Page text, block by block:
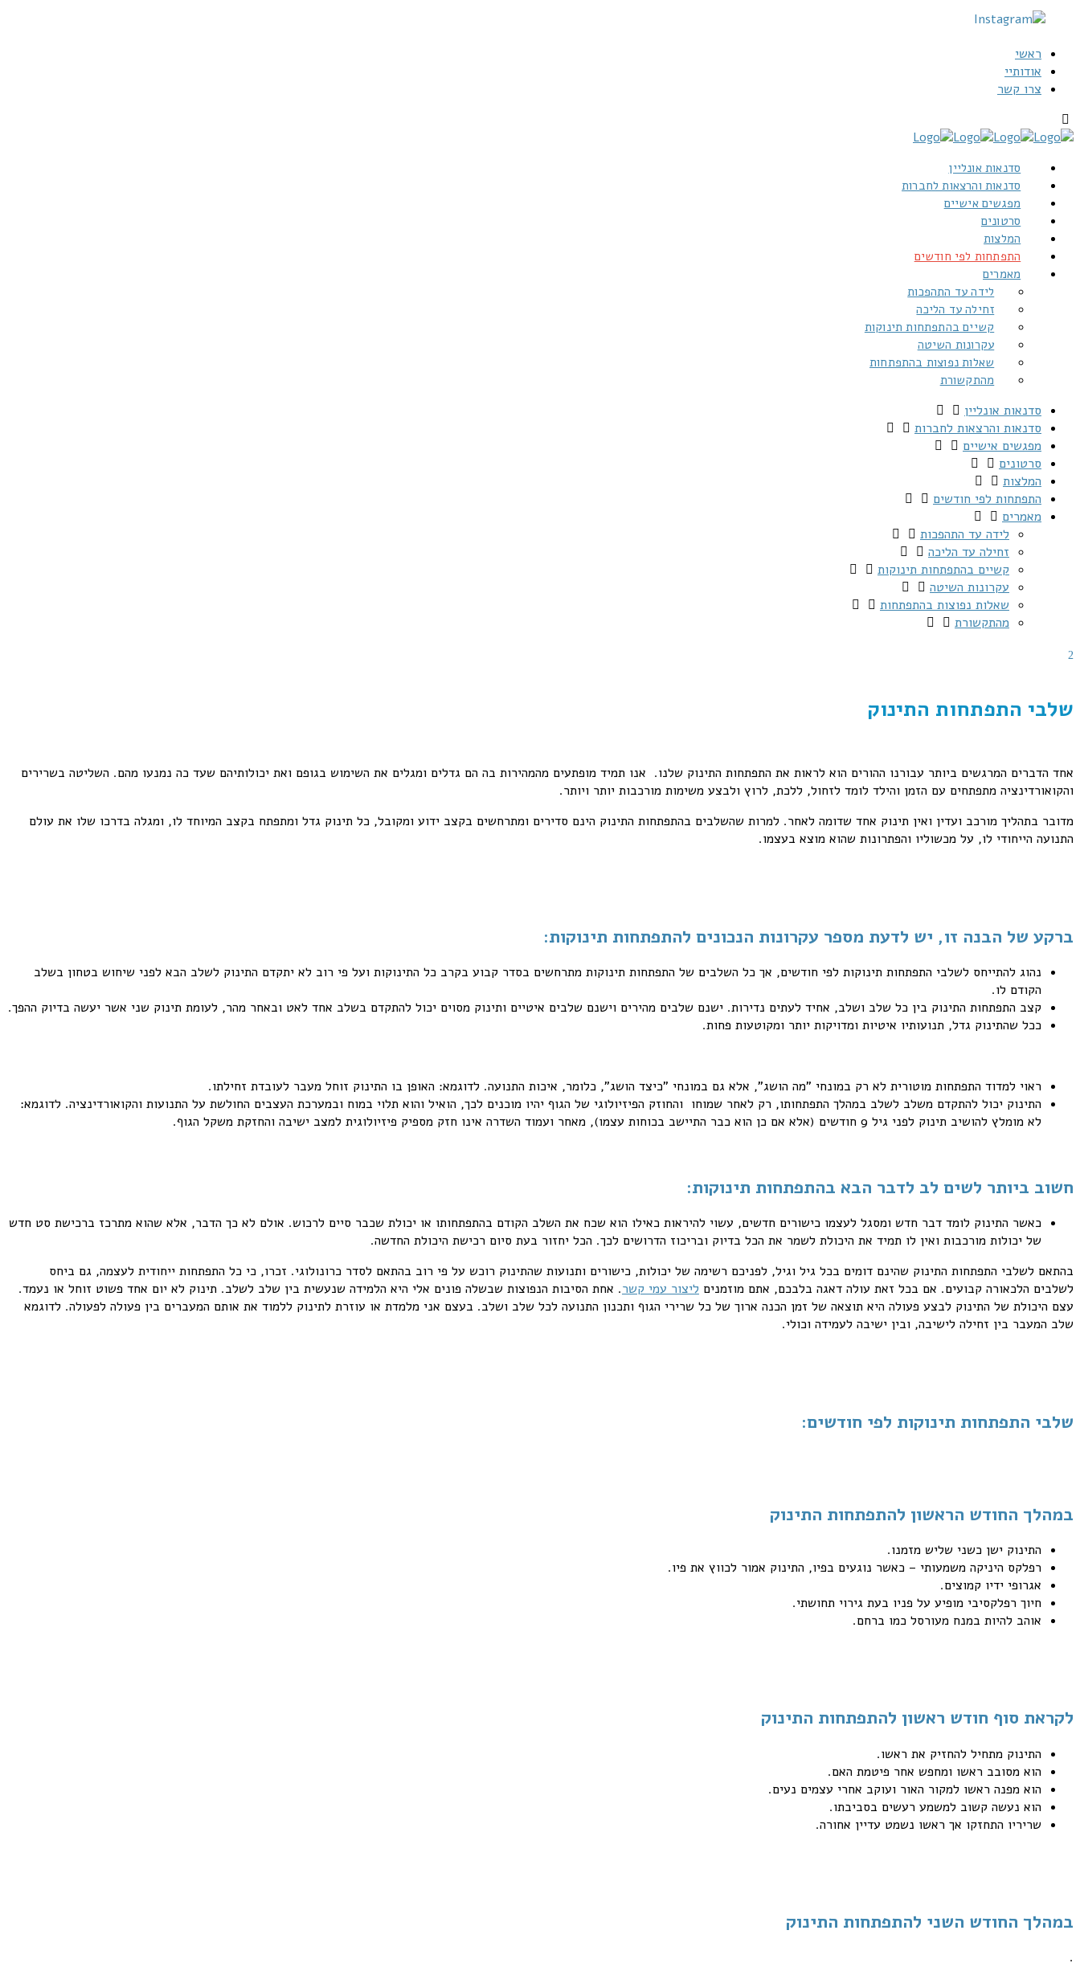
ראשי
אודותיי
צרו קשר
סדנאות אונליין
סדנאות והרצאות לחברות
מפגשים אישיים
סרטונים
המלצות
התפתחות לפי חודשים
מאמרים
לידה עד התהפכות
זחילה עד הליכה
קשיים בהתפתחות תינוקות
עקרונות השיטה
שאלות נפוצות בהתפתחות
מהתקשורת
סדנאות אונליין
סדנאות והרצאות לחברות
מפגשים אישיים
סרטונים
המלצות
התפתחות לפי חודשים
מאמרים
לידה עד התהפכות
זחילה עד הליכה
קשיים בהתפתחות תינוקות
עקרונות השיטה
שאלות נפוצות בהתפתחות
מהתקשורת
שלבי התפתחות התינוק
אחד הדברים המרגשים ביותר עבורנו ההורים הוא לראות את התפתחות התינוק שלנו. אנו תמיד מופתעים מהמהירות בה הם גדלים ומגלים את השימוש בגופם ואת יכולותיהם שעד כה נמנעו מהם. השליטה בשרירים
והקואורדינציה מתפתחים עם הזמן והילד לומד לזחול, ללכת, לרוץ ולבצע משימות מורכבות יותר ויותר.
מדובר בתהליך מורכב ועדין ואין תינוק אחד שדומה לאחר. למרות שהשלבים בהתפתחות התינוק הינם סדירים ומתרחשים בקצב ידוע ומקובל, כל תינוק גדל ומתפתח בקצב המיוחד לו, ומגלה בדרכו שלו את עולם
התנועה הייחודי לו, על מכשוליו והפתרונות שהוא מוצא בעצמו.
ברקע של הבנה זו, יש לדעת מספר עקרונות הנכונים להתפתחות תינוקות:
נהוג להתייחס לשלבי התפתחות תינוקות לפי חודשים, אך כל השלבים של התפתחות תינוקות מתרחשים בסדר קבוע בקרב כל התינוקות ועל פי רוב לא יתקדם התינוק לשלב הבא לפני שיחוש בטחון בשלב
הקודם לו.
קצב התפתחות התינוק בין כל שלב ושלב, אחיד לעתים נדירות. ישנם שלבים מהירים וישנם שלבים איטיים ותינוק מסוים יכול להתקדם בשלב אחד לאט ובאחר מהר, לעומת תינוק שני אשר יעשה בדיוק ההפך.
ככל שהתינוק גדל, תנועותיו איטיות ומדויקות יותר ומקוטעות פחות.
ראוי למדוד התפתחות מוטורית לא רק במונחי "מה הושג", אלא גם במונחי "כיצד הושג", כלומר, איכות התנועה. לדוגמא: האופן בו התינוק זוחל מעבר לעובדת זחילתו.
התינוק יכול להתקדם משלב לשלב במהלך התפתחותו, רק לאחר שמוחו והחוזק הפיזיולוגי של הגוף יהיו מוכנים לכך, הואיל והוא תלוי במוח ובמערכת העצבים החולשת על התנועות והקואורדינציה. לדוגמא:
לא מומלץ להושיב תינוק לפני גיל 9 חודשים (אלא אם כן הוא כבר התיישב בכוחות עצמו), מאחר ועמוד השדרה אינו חזק מספיק פיזיולוגית למצב ישיבה והחזקת משקל הגוף.
חשוב ביותר לשים לב לדבר הבא בהתפתחות תינוקות:
כאשר התינוק לומד דבר חדש ומסגל לעצמו כישורים חדשים, עשוי להיראות כאילו הוא שכח את השלב הקודם בהתפתחותו או יכולת שכבר סיים לרכוש. אולם לא כך הדבר, אלא שהוא מתרכז ברכישת סט חדש
של יכולות מורכבות ואין לו תמיד את היכולת לשמר את הכל בדיוק ובריכוז הדרושים לכך. הכל יחזור בעת סיום רכישת היכולת החדשה.
בהתאם לשלבי התפתחות התינוק שהינם דומים בכל גיל וגיל, לפניכם רשימה של יכולות, כישורים ותנועות שהתינוק רוכש על פי רוב בהתאם לסדר כרונולוגי. זכרו, כי כל התפתחות ייחודית לעצמה, גם ביחס
לשלבים הלכאורה קבועים. אם בכל זאת עולה דאגה בלבכם, אתם מוזמנים ליצור עמי קשר. אחת הסיבות הנפוצות שבשלה פונים אלי היא הלמידה שנעשית בין שלב לשלב. תינוק לא יום אחד פשוט זוחל או נעמד.
עצם היכולת של התינוק לבצע פעולה היא תוצאה של זמן הכנה ארוך של כל שרירי הגוף ותכנון התנועה לכל שלב ושלב. בעצם אני מלמדת או עוזרת לתינוק ללמוד את אותם המעברים בין פעולה לפעולה. לדוגמא
שלב המעבר בין זחילה לישיבה, ובין ישיבה לעמידה וכולי.
שלבי התפתחות תינוקות לפי חודשים:
במהלך החודש הראשון להתפתחות התינוק
התינוק ישן כשני שליש מזמנו.
רפלקס היניקה משמעותי – כאשר נוגעים בפיו, התינוק אמור לכווץ את פיו.
אגרופי ידיו קמוצים.
חיוך רפלקסיבי מופיע על פניו בעת גירוי תחושתי.
אוהב להיות במנח מעורסל כמו ברחם.
לקראת סוף חודש ראשון להתפתחות התינוק
התינוק מתחיל להחזיק את ראשו.
הוא מסובב ראשו ומחפש אחר פיטמת האם.
הוא מפנה ראשו למקור האור ועוקב אחרי עצמים נעים.
הוא נעשה קשוב למשמע רעשים בסביבתו.
שריריו התחזקו אך ראשו נשמט עדיין אחורה.
במהלך החודש השני להתפתחות התינוק
.